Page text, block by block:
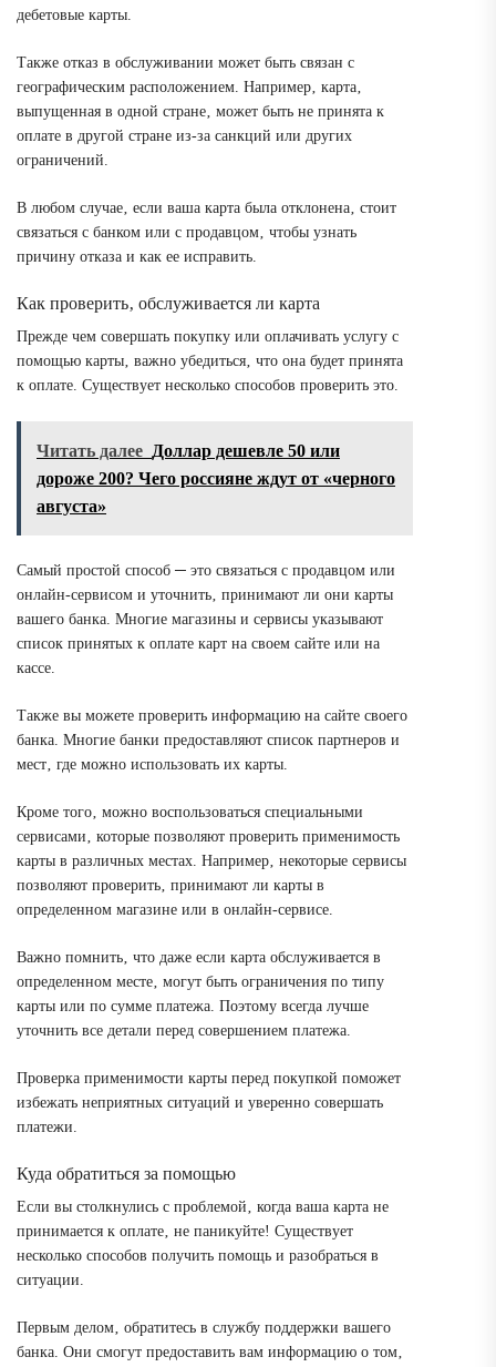
дебетовые карты.
Также отказ в обслуживании может быть связан с
географическим расположением. Например‚ карта‚
выпущенная в одной стране‚ может быть не принята к
оплате в другой стране из-за санкций или других
ограничений.
В любом случае‚ если ваша карта была отклонена‚ стоит
связаться с банком или с продавцом‚ чтобы узнать
причину отказа и как ее исправить.
Как проверить‚ обслуживается ли карта
Прежде чем совершать покупку или оплачивать услугу с
помощью карты‚ важно убедиться‚ что она будет принята
к оплате. Существует несколько способов проверить это.
Читать далее Доллар дешевле 50 или
дороже 200? Чего россияне ждут от «черного
августа»
Самый простой способ ─ это связаться с продавцом или
онлайн-сервисом и уточнить‚ принимают ли они карты
вашего банка. Многие магазины и сервисы указывают
список принятых к оплате карт на своем сайте или на
кассе.
Также вы можете проверить информацию на сайте своего
банка. Многие банки предоставляют список партнеров и
мест‚ где можно использовать их карты.
Кроме того‚ можно воспользоваться специальными
сервисами‚ которые позволяют проверить применимость
карты в различных местах. Например‚ некоторые сервисы
позволяют проверить‚ принимают ли карты в
определенном магазине или в онлайн-сервисе.
Важно помнить‚ что даже если карта обслуживается в
определенном месте‚ могут быть ограничения по типу
карты или по сумме платежа. Поэтому всегда лучше
уточнить все детали перед совершением платежа.
Проверка применимости карты перед покупкой поможет
избежать неприятных ситуаций и уверенно совершать
платежи.
Куда обратиться за помощью
Если вы столкнулись с проблемой‚ когда ваша карта не
принимается к оплате‚ не паникуйте! Существует
несколько способов получить помощь и разобраться в
ситуации.
Первым делом‚ обратитесь в службу поддержки вашего
банка. Они смогут предоставить вам информацию о том‚